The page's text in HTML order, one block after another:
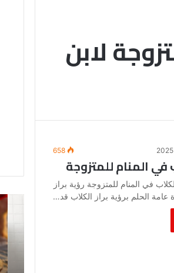
لابن
658
في المنام للمتزوجة
في المنام للمتزوجة رؤية براز
عامة الحلم برؤية براز الكلاب قد…
تفسير
الجثث
المنام